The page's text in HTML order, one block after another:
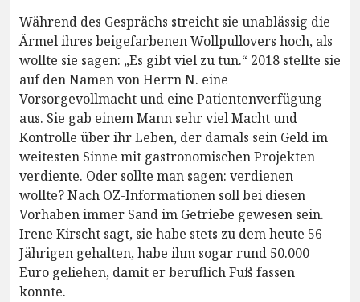
Während des Gesprächs streicht sie unablässig die
Ärmel ihres beigefarbenen Wollpullovers hoch, als
wollte sie sagen: „Es gibt viel zu tun.“ 2018 stellte sie
auf den Namen von Herrn N. eine
Vorsorgevollmacht und eine Patientenverfügung
aus. Sie gab einem Mann sehr viel Macht und
Kontrolle über ihr Leben, der damals sein Geld im
weitesten Sinne mit gastronomischen Projekten
verdiente. Oder sollte man sagen: verdienen
wollte? Nach OZ-Informationen soll bei diesen
Vorhaben immer Sand im Getriebe gewesen sein.
Irene Kirscht sagt, sie habe stets zu dem heute 56-
Jährigen gehalten, habe ihm sogar rund 50.000
Euro geliehen, damit er beruflich Fuß fassen
konnte.